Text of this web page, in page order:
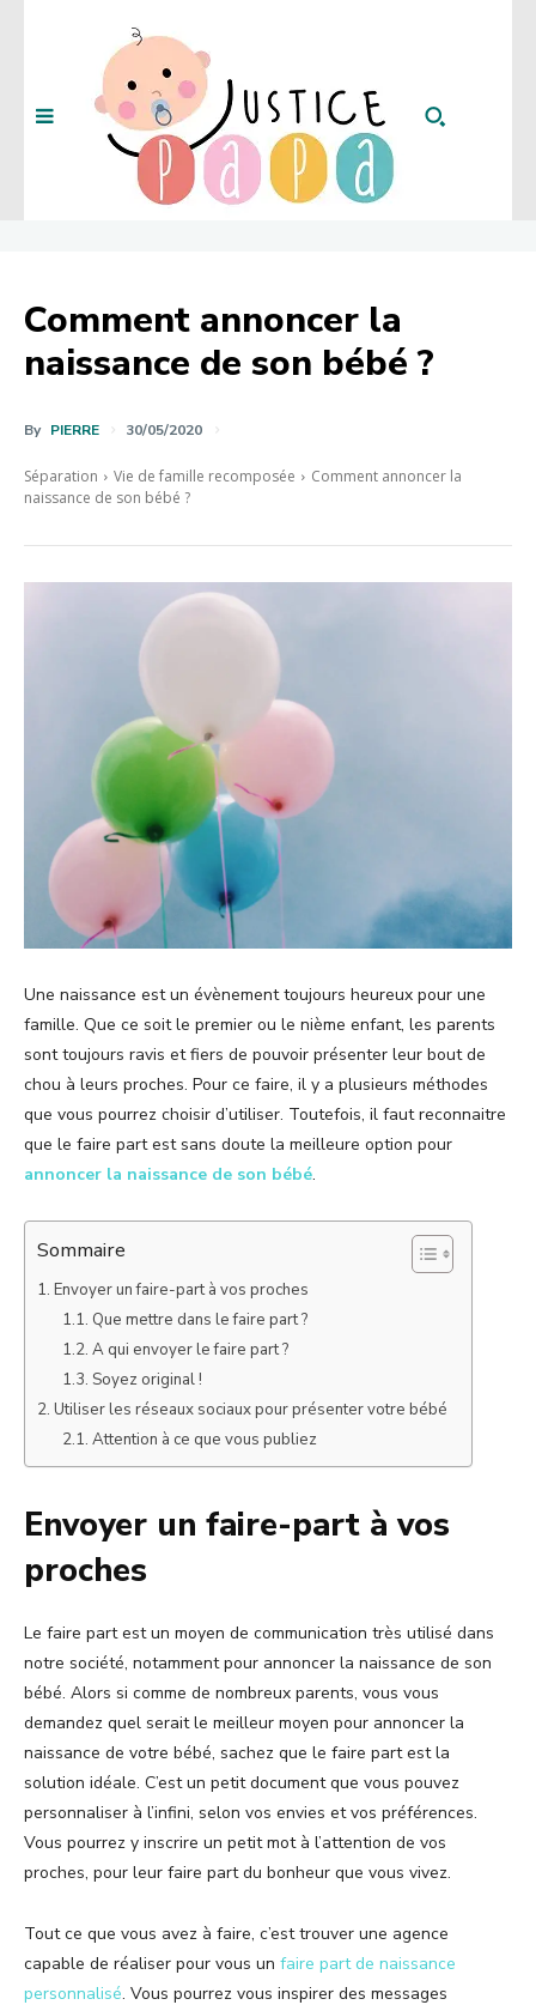
Comment annoncer la
naissance de son bébé ?
By PIERRE 30/05/2020
Séparation Vie de famille recomposée
Comment annoncer la
naissance de son bébé ?
Une naissance est un évènement toujours heureux pour une
famille. Que ce soit le premier ou le nième enfant, les parents
sont toujours ravis et fiers de pouvoir présenter leur bout de
chou à leurs proches. Pour ce faire, il y a plusieurs méthodes
que vous pourrez choisir d’utiliser. Toutefois, il faut reconnaitre
que le faire part est sans doute la meilleure option pour
annoncer la naissance de son bébé.
Sommaire
Envoyer un faire-part à vos proches
Que mettre dans le faire part ?
A qui envoyer le faire part ?
Soyez original !
Utiliser les réseaux sociaux pour présenter votre bébé
Attention à ce que vous publiez
Envoyer un faire-part à vos
proches
Le faire part est un moyen de communication très utilisé dans
notre société, notamment pour annoncer la naissance de son
bébé. Alors si comme de nombreux parents, vous vous
demandez quel serait le meilleur moyen pour annoncer la
naissance de votre bébé, sachez que le faire part est la
solution idéale. C’est un petit document que vous pouvez
personnaliser à l’infini, selon vos envies et vos préférences.
Vous pourrez y inscrire un petit mot à l’attention de vos
proches, pour leur faire part du bonheur que vous vivez.
Tout ce que vous avez à faire, c’est trouver une agence
capable de réaliser pour vous un faire part de naissance
personnalisé. Vous pourrez vous inspirer des messages